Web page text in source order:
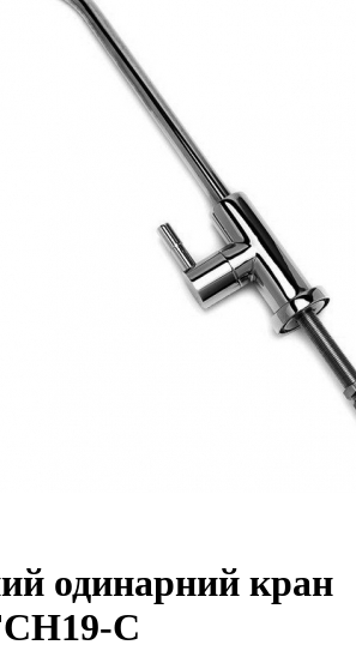
одинарний кран
C